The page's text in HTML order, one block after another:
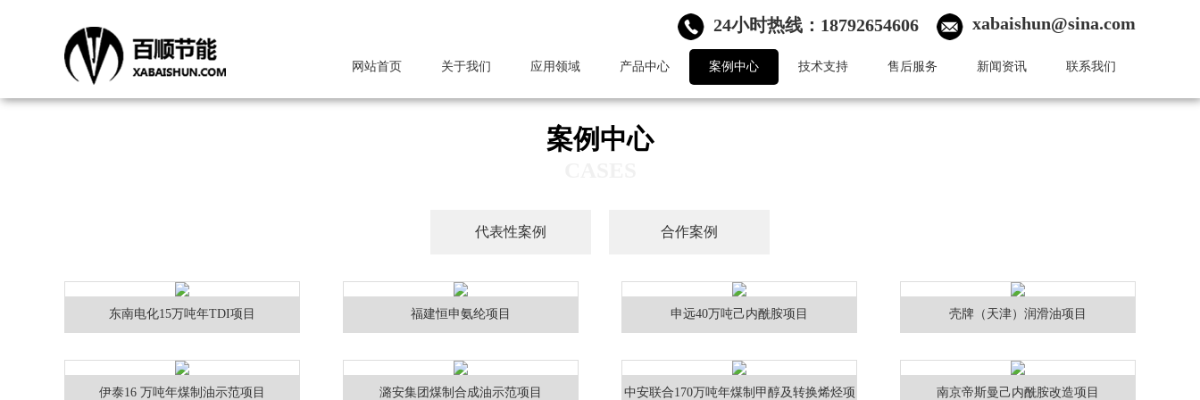
xabaishun@sina.com
24小时热线：18792654606
网站首页 关于我们 应用领域 产品中心 案例中心 技术支持 售后服务 新闻资讯 联系我们
案例中心
代表性案例 合作案例
东南电化15万吨年TDI项目 福建恒申氨纶项目 申远40万吨己内酰胺项目 壳牌（天津）润滑油项目
伊泰16 万吨年煤制油示范项目 潞安集团煤制合成油示范项目 中安联合170万吨年煤制甲醇及转换烯烃项 南京帝斯曼己内酰胺改造项目